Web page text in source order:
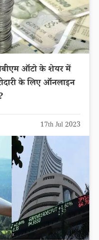
ऑटो के शेयर में
के लिए ऑनलाइन
17th Jul 2023